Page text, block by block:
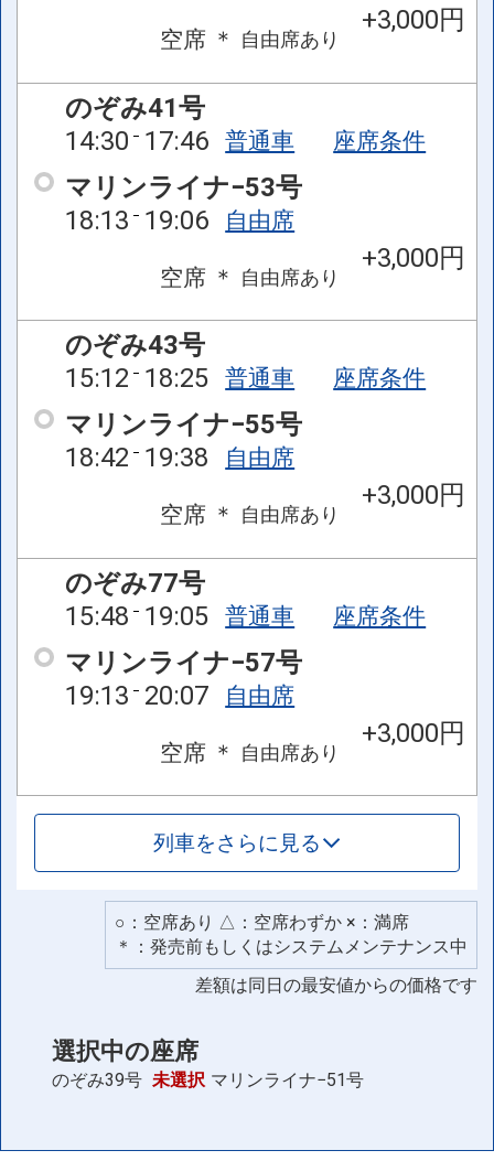
空席 ＊ 自由席あり
+3,000円
のぞみ41号
14:30 17:46 普通車 座席条件
マリンライナ−53号
18:13 19:06 自由席
空席 ＊ 自由席あり
+3,000円
のぞみ43号
15:12 18:25 普通車 座席条件
マリンライナ−55号
18:42 19:38 自由席
空席 ＊ 自由席あり
+3,000円
のぞみ77号
15:48 19:05 普通車 座席条件
マリンライナ−57号
19:13 20:07 自由席
空席 ＊ 自由席あり
+3,000円
列車をさらに見る
○：空席あり △：空席わずか ×：満席
＊：発売前もしくはシステムメンテナンス中
差額は同日の最安値からの価格です
選択中の座席
のぞみ39号 未選択 マリンライナ−51号